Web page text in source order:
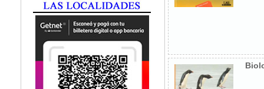
Psicología
Química
Recursos Humanos
Redes / LAN / WiFi
Sociología